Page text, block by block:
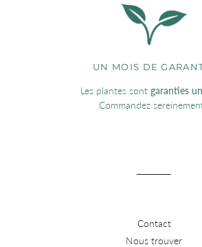
UN MOIS DE
Les plantes sont garanties
Commandez
Contact
Nous trouver